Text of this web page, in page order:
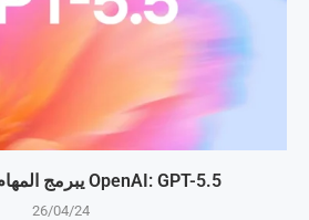
OpenAI: GPT-5.5 يبرمج المهام بذكاء متطور
26/04/24